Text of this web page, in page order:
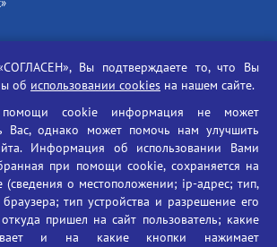
услуг
информационной безопасности
прокуратура РФ
государственный университет
академика И.Г. Петровского
Вы подтверждаете то, что Вы
об использовании cookies на нашем сайте.
cookie информация не может
Вас, однако может помочь нам улучшить
Информация об использовании Вами
при помощи cookie, сохраняется на
о местоположении; ip-адрес; тип,
тип устройства и разрешение его
пришел на сайт пользователь; какие
и на какие кнопки нажимает